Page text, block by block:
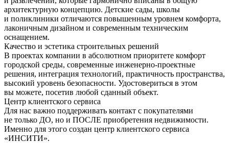
архитектурную концепцию. Детские сады, школы
и поликлиники отличаются повышенным уровнем комфорта,
лаконичным дизайном и современным техническим
оснащением.
Качество и эстетика строительных решений
В проектах компании в абсолютном приоритете комфорт
городской среды, современные инженерно-проектные
решения, интеграция технологий, практичность пространства,
высокий уровень безопасности. Удостовериться в этом
вы можете, посетив любой сданный объект.
Центр клиентского сервиса
Для нас важно поддерживать контакт с покупателями
не только ДО, но и ПОСЛЕ приобретения недвижимости.
Именно для этого создан центр клиентского сервиса
«ИНСИТИ».